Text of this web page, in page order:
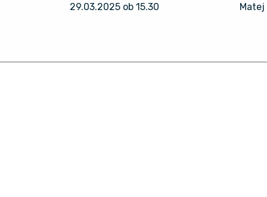
29.03.2025 ob 15.30
Matej